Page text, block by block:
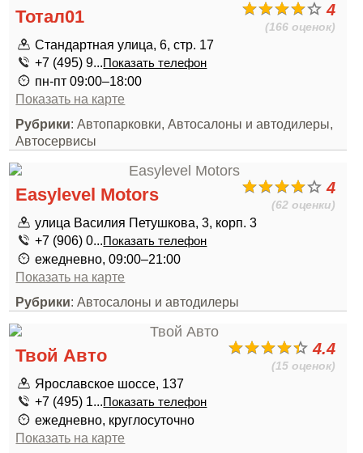
4
(166 оценок)
Тотал01
Стандартная улица, 6, стр. 17
+7 (495) 9...Показать телефон
пн-пт 09:00–18:00
Показать на карте
Рубрики: Автопарковки, Автосалоны и автодилеры,
Автосервисы
4
(62 оценки)
Easylevel Motors
улица Василия Петушкова, 3, корп. 3
+7 (906) 0...Показать телефон
ежедневно, 09:00–21:00
Показать на карте
Рубрики: Автосалоны и автодилеры
4.4
(15 оценок)
Твой Авто
Ярославское шоссе, 137
+7 (495) 1...Показать телефон
ежедневно, круглосуточно
Показать на карте